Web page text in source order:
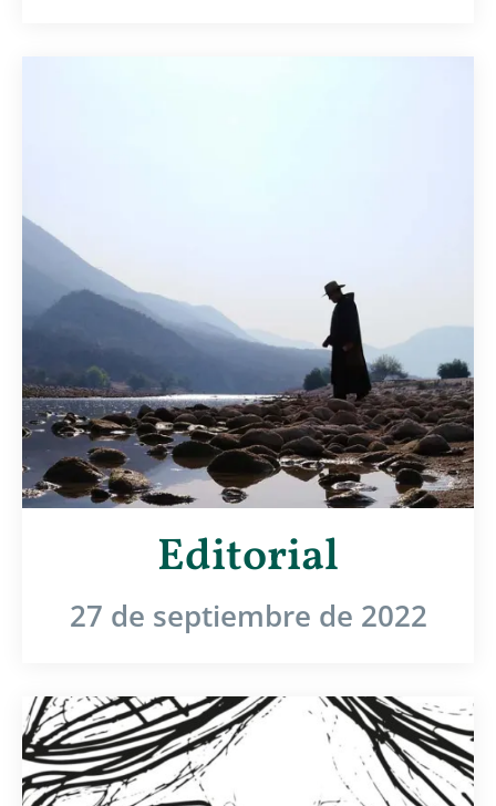
Editorial
27 de septiembre de 2022